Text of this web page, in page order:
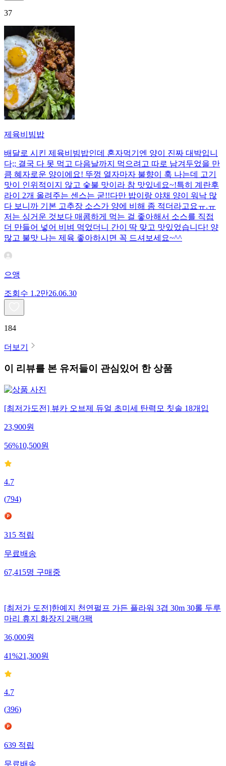
37
제육비빔밥
배달로 시킨 제육비빔밥인데 혼자먹기엔 양이 진짜 대박입니
다;; 결국 다 못 먹고 다음날까지 먹으려고 따로 남겨두었을 만
큼 혜자로운 양이에요! 뚜껑 열자마자 불향이 훅 나는데 고기
맛이 인위적이지 않고 숯불 맛이라 참 맛있네요~!특히 계란후
라이 2개 올려주는 센스는 굳!! ​다만 밥이랑 야채 양이 워낙 많
다 보니까 기본 고추장 소스가 양에 비해 좀 적더라고요ㅠ.ㅠ
저는 싱거운 것보다 매콤하게 먹는 걸 좋아해서 소스를 직접
더 만들어 넣어 비벼 먹었더니 간이 딱 맞고 맛있었습니다! 양
많고 불맛 나는 제육 좋아하시면 꼭 드셔보세요~^^
으앵
조회수 1.2만26.06.30
184
더보기
이 리뷰를 본 유저들이 관심있어 한 상품
[최저가도전] 뷰카 오브제 듀얼 초미세 탄력모 칫솔 18개입
23,900원
56%10,500원
4.7
(794)
315 적립
무료배송
67,415명 구매중
[최저가 도전]한예지 천연펄프 가든 플라워 3겹 30m 30롤 두루
마리 휴지 화장지 2팩/3팩
36,000원
41%21,300원
4.7
(396)
639 적립
무료배송